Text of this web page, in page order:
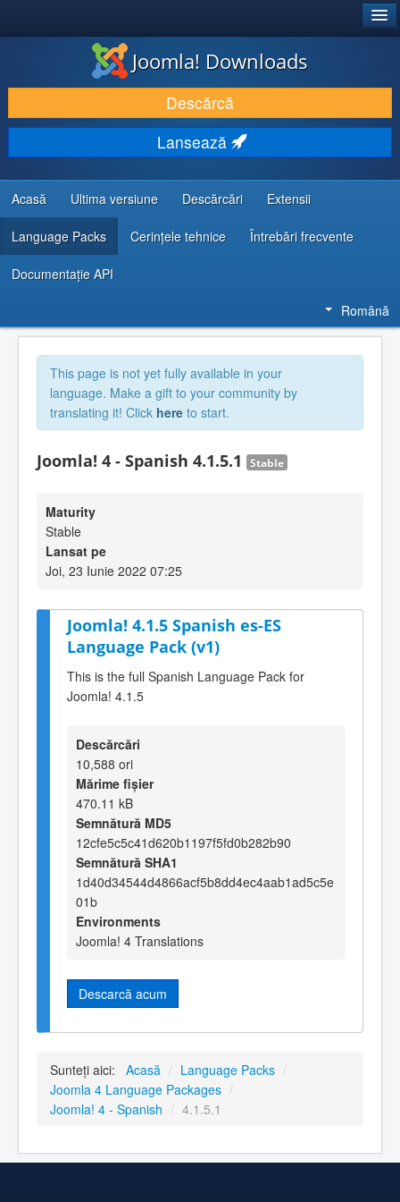
DESCARCĂ & ȘI EXTINDE
DESCOPERĂ & ÎNVAȚĂ
COMUNITATE & SUPORT
RESURSE DEZVOLTATORI
Joomla! Downloads
Descărcă
Lansează
Acasă Ultima versiune Descărcări Extensii
Language Packs Cerințele tehnice Întrebări frecvente
Documentaţie API
Română
This page is not yet fully available in your
language. Make a gift to your community by
translating it! Click here to start.
Joomla! 4 - Spanish 4.1.5.1 Stable
Maturity
Stable
Lansat pe
Joi, 23 Iunie 2022 07:25
Joomla! 4.1.5 Spanish es-ES
Language Pack (v1)
This is the full Spanish Language Pack for
Joomla! 4.1.5
Descărcări
10,588 ori
Mărime fișier
470.11 kB
Semnătură MD5
12cfe5c5c41d620b1197f5fd0b282b90
Semnătură SHA1
1d40d34544d4866acf5b8dd4ec4aab1ad5c5e
01b
Environments
Joomla! 4 Translations
Descarcă acum
Sunteți aici: Acasă / Language Packs /
Joomla 4 Language Packages /
Joomla! 4 - Spanish / 4.1.5.1